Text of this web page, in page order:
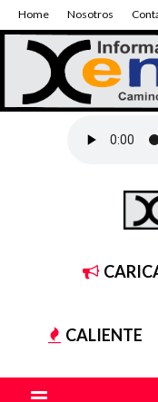
Home Nosotros
CALIENTE